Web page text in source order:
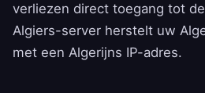
verliezen direct toegang tot
Algiers-server herstelt uw
met een Algerijns IP-adres.